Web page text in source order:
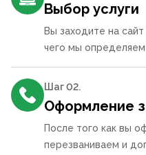
Выбор услуги
Вы заходите на
чего мы
Шаг 02.
Оформление
После того как вы
перезваниваем и